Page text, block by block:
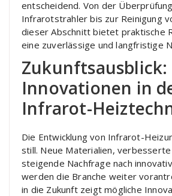
entscheidend. Von der
Infrarotstrahler bis zur Reinigung
dieser Abschnitt bietet praktische
eine zuverlässige und langfristige
Zukunftsausblick:
Innovationen in
Infrarot-
Die Entwicklung von Infrarot-
still. Neue Materialien,
steigende Nachfrage nach
werden die Branche weiter
in die Zukunft zeigt mögliche